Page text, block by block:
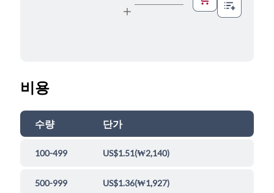
비용
수량 단가
100-499 US$1.51(₩2,140)
500-999 US$1.36(₩1,927)